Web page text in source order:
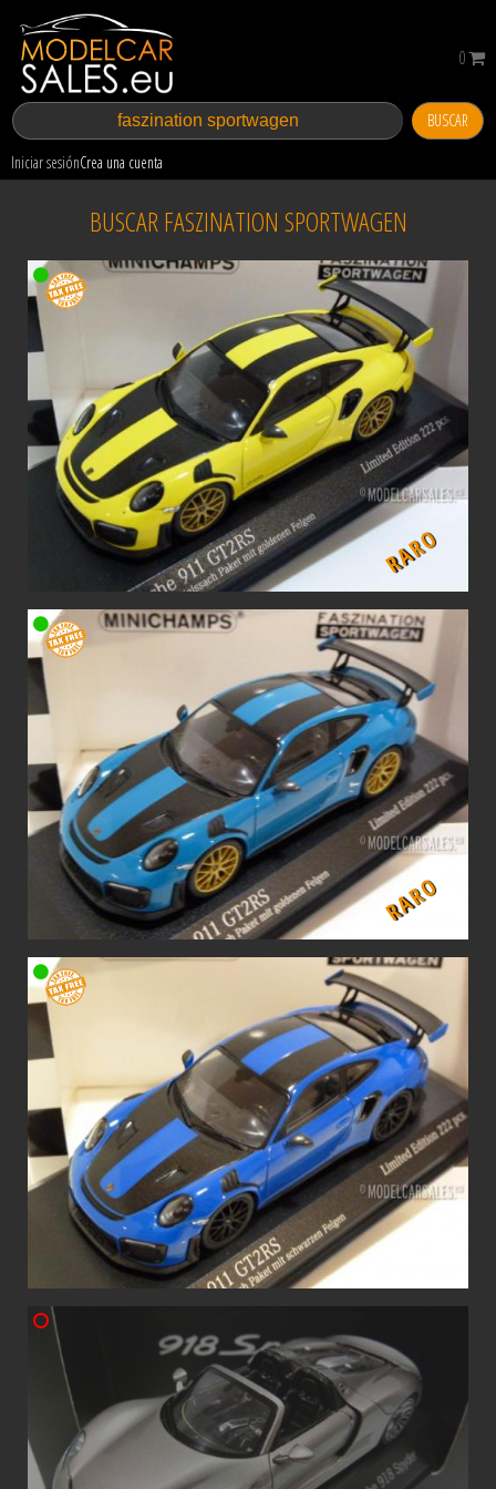
BUSCAR
Iniciar sesiónCrea una cuenta
0
BUSCAR FASZINATION SPORTWAGEN
RARO
RARO